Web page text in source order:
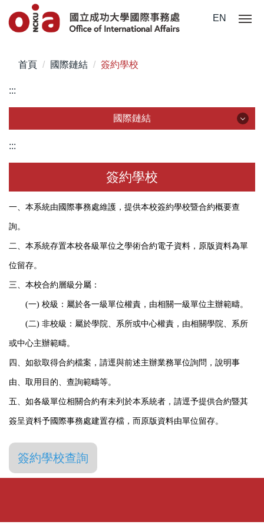
到
區
EN
首頁 國際鏈結 簽約學校
:::
國際鏈結
國際組織
國際學人
國際雙學位
國際化補助
:::
簽約學校
一、本系統由國際事務處維護，提供本校簽約學校暨合約概要查
詢。
二、本系統存置本校各級單位之學術合約電子資料，原版資料為單
位留存。
三、本校合約層級分屬：
(一) 校級：屬於各一級單位權責，由相關一級單位主辦範疇。
(二) 非校級：屬於學院、系所或中心權責，由相關學院、系所
或中心主辦範疇。
四、如欲取得合約檔案，請逕與前述主辦業務單位詢問，說明事
由、取用目的、查詢範疇等。
五、如各級單位相關合約有未列於本系統者，請逕予提供合約暨其
簽呈資料予國際事務處建置存檔，而原版資料由單位留存。
簽約學校查詢